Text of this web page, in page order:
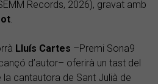
Records, 2026), gravat amb
Lluís Cartes –Premi Sona9
d’autor– oferirà un tast del
cantautora de Sant Julià de